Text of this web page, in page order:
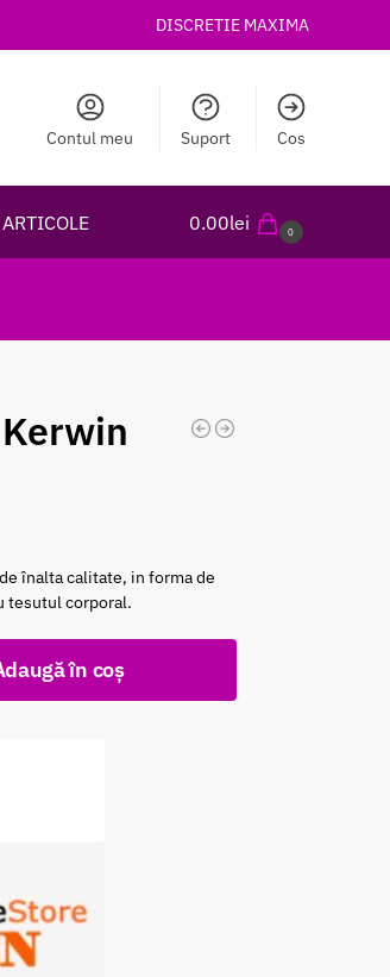
DISCRETIE MAXIMA
Contul meu Suport Cos
ARTICOLE 0.00lei 0
înalta calitate, in forma de
tesutul corporal.
în coș